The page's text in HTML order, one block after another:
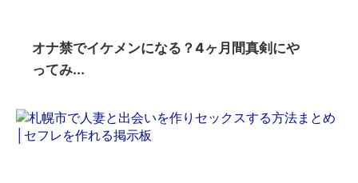
オナ禁でイケメンになる？4ヶ月間真剣にや
ってみ...